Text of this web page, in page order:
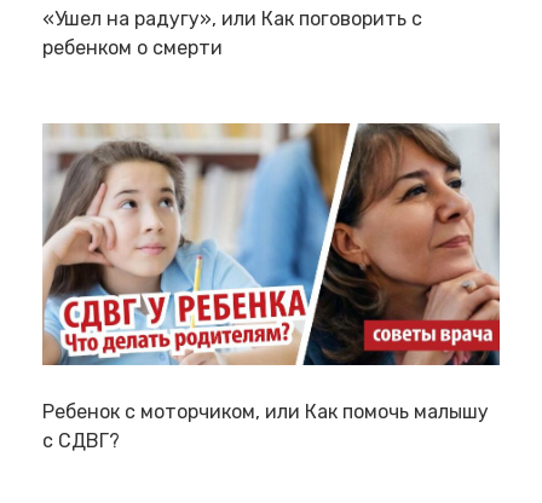
«Ушел на радугу», или Как поговорить с
ребенком о смерти
Ребенок с моторчиком, или Как помочь малышу
с СДВГ?